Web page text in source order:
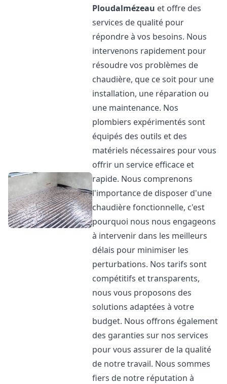
Ploudalmézeau et offre des
services de qualité pour
répondre à vos besoins. Nous
intervenons rapidement pour
résoudre vos problèmes de
chaudière, que ce soit pour une
installation, une réparation ou
une maintenance. Nos
plombiers expérimentés sont
équipés des outils et des
matériels nécessaires pour vous
offrir un service efficace et
rapide. Nous comprenons
l'importance de disposer d'une
chaudière fonctionnelle, c'est
pourquoi nous nous engageons
à intervenir dans les meilleurs
délais pour minimiser les
perturbations. Nos tarifs sont
compétitifs et transparents,
nous vous proposons des
solutions adaptées à votre
budget. Nous offrons également
des garanties sur nos services
pour vous assurer de la qualité
de notre travail. Nous sommes
fiers de notre réputation à